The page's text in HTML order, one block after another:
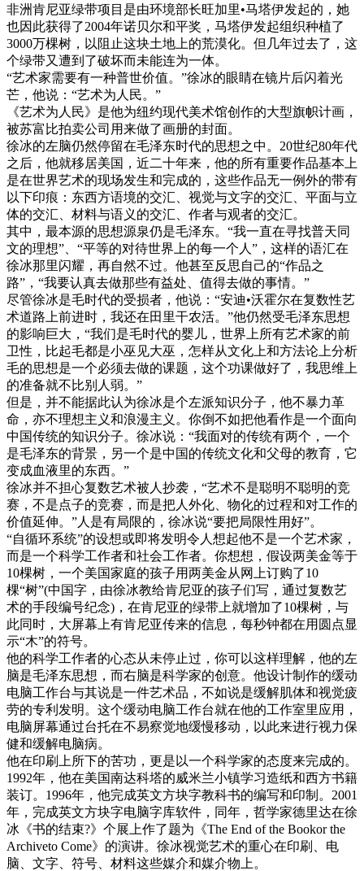
非洲肯尼亚绿带项目是由环境部长旺加里•马塔伊发起的，她
也因此获得了2004年诺贝尔和平奖，马塔伊发起组织种植了
3000万棵树，以阻止这块土地上的荒漠化。但几年过去了，这
个绿带又遭到了破坏而未能连为一体。
“艺术家需要有一种普世价值。”徐冰的眼睛在镜片后闪着光
芒，他说：“艺术为人民。”
《艺术为人民》是他为纽约现代美术馆创作的大型旗帜计画，
被苏富比拍卖公司用来做了画册的封面。
徐冰的左脑仍然停留在毛泽东时代的思想之中。20世纪80年代
之后，他就移居美国，近二十年来，他的所有重要作品基本上
是在世界艺术的现场发生和完成的，这些作品无一例外的带有
以下印痕：东西方语境的交汇、视觉与文字的交汇、平面与立
体的交汇、材料与语义的交汇、作者与观者的交汇。
其中，最本源的思想源泉仍是毛泽东。“我一直在寻找普天同
文的理想”、“平等的对待世界上的每一个人”，这样的语汇在
徐冰那里闪耀，再自然不过。他甚至反思自己的“作品之
路”，“我要认真去做那些有益处、值得去做的事情。”
尽管徐冰是毛时代的受损者，他说：“安迪•沃霍尔在复数性艺
术道路上前进时，我还在田里干农活。”他仍然受毛泽东思想
的影响巨大，“我们是毛时代的婴儿，世界上所有艺术家的前
卫性，比起毛都是小巫见大巫，怎样从文化上和方法论上分析
毛的思想是一个必须去做的课题，这个功课做好了，我思维上
的准备就不比别人弱。”
但是，并不能据此认为徐冰是个左派知识分子，他不暴力革
命，亦不理想主义和浪漫主义。你倒不如把他看作是一个面向
中国传统的知识分子。徐冰说：“我面对的传统有两个，一个
是毛泽东的背景，另一个是中国的传统文化和父母的教育，它
变成血液里的东西。”
徐冰并不担心复数艺术被人抄袭，“艺术不是聪明不聪明的竞
赛，不是点子的竞赛，而是把人外化、物化的过程和对工作的
价值延伸。”人是有局限的，徐冰说“要把局限性用好”。
“自循环系统”的设想或即将发明令人想起他不是一个艺术家，
而是一个科学工作者和社会工作者。你想想，假设两美金等于
10棵树，一个美国家庭的孩子用两美金从网上订购了10
棵“树”(中国字，由徐冰教给肯尼亚的孩子们写，通过复数艺
术的手段编号纪念)，在肯尼亚的绿带上就增加了10棵树，与
此同时，大屏幕上有肯尼亚传来的信息，每秒钟都在用圆点显
示“木”的符号。
他的科学工作者的心态从未停止过，你可以这样理解，他的左
脑是毛泽东思想，而右脑是科学家的创意。他设计制作的缓动
电脑工作台与其说是一件艺术品，不如说是缓解肌体和视觉疲
劳的专利发明。这个缓动电脑工作台就在他的工作室里应用，
电脑屏幕通过台托在不易察觉地缓慢移动，以此来进行视力保
健和缓解电脑病。
他在印刷上所下的苦功，更是以一个科学家的态度来完成的。
1992年，他在美国南达科塔的威米兰小镇学习造纸和西方书籍
装订。1996年，他完成英文方块字教科书的编写和印制。2001
年，完成英文方块字电脑字库软件，同年，哲学家德里达在徐
冰《书的结束?》个展上作了题为《The End of the Bookor the
Archiveto Come》的演讲。徐冰视觉艺术的重心在印刷、电
脑、文字、符号、材料这些媒介和媒介物上。